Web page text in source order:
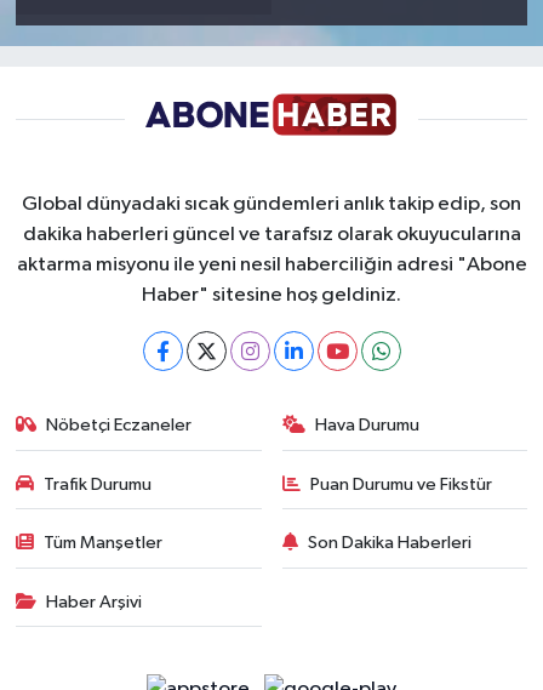
Global dünyadaki sıcak gündemleri anlık takip edip, son
dakika haberleri güncel ve tarafsız olarak okuyucularına
aktarma misyonu ile yeni nesil haberciliğin adresi "Abone
Haber" sitesine hoş geldiniz.
Nöbetçi Eczaneler Hava Durumu
Trafik Durumu Puan Durumu ve Fikstür
Tüm Manşetler Son Dakika Haberleri
Haber Arşivi